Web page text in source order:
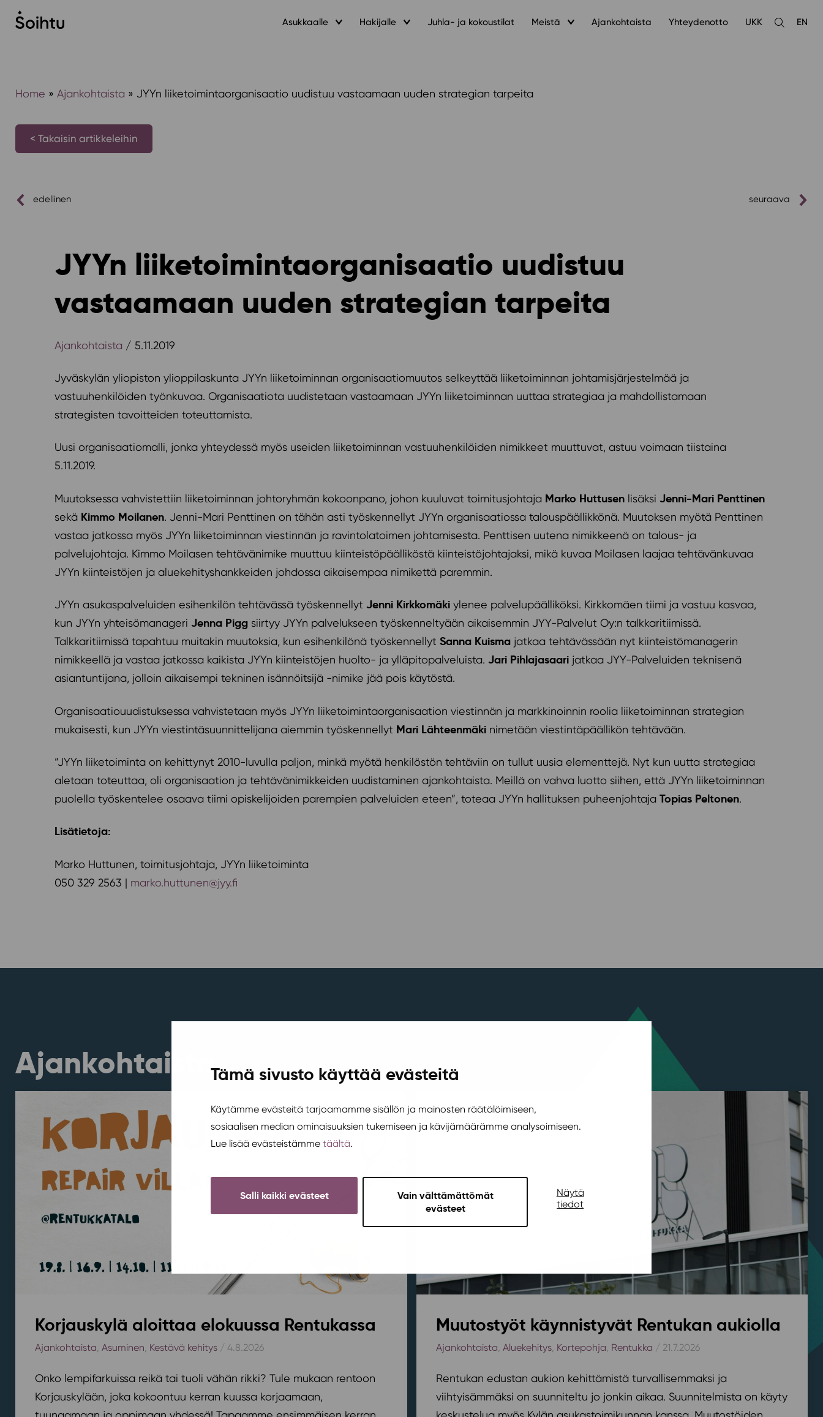
Tämä sivusto käyttää evästeitä
Käytämme evästeitä tarjoamamme sisällön ja mainosten räätälöimiseen,
sosiaalisen median ominaisuuksien tukemiseen ja kävijämäärämme analysoimiseen.
Lue lisää evästeistämme täältä.
Salli kaikki evästeet
Vain välttämättömät
evästeet
Näytä
tiedot
Siirry
sisältöön
Asukkaalle Hakijalle Juhla- ja kokoustilat Meistä Ajankohtaista Yhteydenotto UKK
Avaa
EN
Home » Ajankohtaista » JYYn liiketoimintaorganisaatio uudistuu vastaamaan uuden strategian tarpeita
< Takaisin artikkeleihin
edellinen seuraava
JYYn liiketoimintaorganisaatio uudistuu
vastaamaan uuden strategian tarpeita
Ajankohtaista / 5.11.2019
Jyväskylän yliopiston ylioppilaskunta JYYn liiketoiminnan organisaatiomuutos selkeyttää liiketoiminnan johtamisjärjestelmää ja
vastuuhenkilöiden työnkuvaa. Organisaatiota uudistetaan vastaamaan JYYn liiketoiminnan uuttaa strategiaa ja mahdollistamaan
strategisten tavoitteiden toteuttamista.
Uusi organisaatiomalli, jonka yhteydessä myös useiden liiketoiminnan vastuuhenkilöiden nimikkeet muuttuvat, astuu voimaan tiistaina
5.11.2019.
Muutoksessa vahvistettiin liiketoiminnan johtoryhmän kokoonpano, johon kuuluvat toimitusjohtaja Marko Huttusen lisäksi Jenni-Mari Penttinen
sekä Kimmo Moilanen. Jenni-Mari Penttinen on tähän asti työskennellyt JYYn organisaatiossa talouspäällikkönä. Muutoksen myötä Penttinen
vastaa jatkossa myös JYYn liiketoiminnan viestinnän ja ravintolatoimen johtamisesta. Penttisen uutena nimikkeenä on talous- ja
palvelujohtaja. Kimmo Moilasen tehtävänimike muuttuu kiinteistöpäälliköstä kiinteistöjohtajaksi, mikä kuvaa Moilasen laajaa tehtävänkuvaa
JYYn kiinteistöjen ja aluekehityshankkeiden johdossa aikaisempaa nimikettä paremmin.
JYYn asukaspalveluiden esihenkilön tehtävässä työskennellyt Jenni Kirkkomäki ylenee palvelupäälliköksi. Kirkkomäen tiimi ja vastuu kasvaa,
kun JYYn yhteisömanageri Jenna Pigg siirtyy JYYn palvelukseen työskenneltyään aikaisemmin JYY-Palvelut Oy:n talkkaritiimissä.
Talkkaritiimissä tapahtuu muitakin muutoksia, kun esihenkilönä työskennellyt Sanna Kuisma jatkaa tehtävässään nyt kiinteistömanagerin
nimikkeellä ja vastaa jatkossa kaikista JYYn kiinteistöjen huolto- ja ylläpitopalveluista. Jari Pihlajasaari jatkaa JYY-Palveluiden teknisenä
asiantuntijana, jolloin aikaisempi tekninen isännöitsijä -nimike jää pois käytöstä.
Organisaatiouudistuksessa vahvistetaan myös JYYn liiketoimintaorganisaation viestinnän ja markkinoinnin roolia liiketoiminnan strategian
mukaisesti, kun JYYn viestintäsuunnittelijana aiemmin työskennellyt Mari Lähteenmäki nimetään viestintäpäällikön tehtävään.
”JYYn liiketoiminta on kehittynyt 2010-luvulla paljon, minkä myötä henkilöstön tehtäviin on tullut uusia elementtejä. Nyt kun uutta strategiaa
aletaan toteuttaa, oli organisaation ja tehtävänimikkeiden uudistaminen ajankohtaista. Meillä on vahva luotto siihen, että JYYn liiketoiminnan
puolella työskentelee osaava tiimi opiskelijoiden parempien palveluiden eteen”, toteaa JYYn hallituksen puheenjohtaja Topias Peltonen.
Lisätietoja:
Marko Huttunen, toimitusjohtaja, JYYn liiketoiminta
050 329 2563 | marko.huttunen@jyy.fi
Ajankohtaista
Korjauskylä aloittaa elokuussa Rentukassa
Ajankohtaista, Asuminen, Kestävä kehitys/ 4.8.2026
Onko lempifarkuissa reikä tai tuoli vähän rikki? Tule mukaan rentoon
Korjauskylään, joka kokoontuu kerran kuussa korjaamaan,
Muutostyöt käynnistyvät Rentukan aukiolla
Ajankohtaista, Aluekehitys, Kortepohja, Rentukka / 21.7.2026
Rentukan edustan aukion kehittämistä turvallisemmaksi ja
viihtyisämmäksi on suunniteltu jo jonkin aikaa. Suunnitelmista on käyty